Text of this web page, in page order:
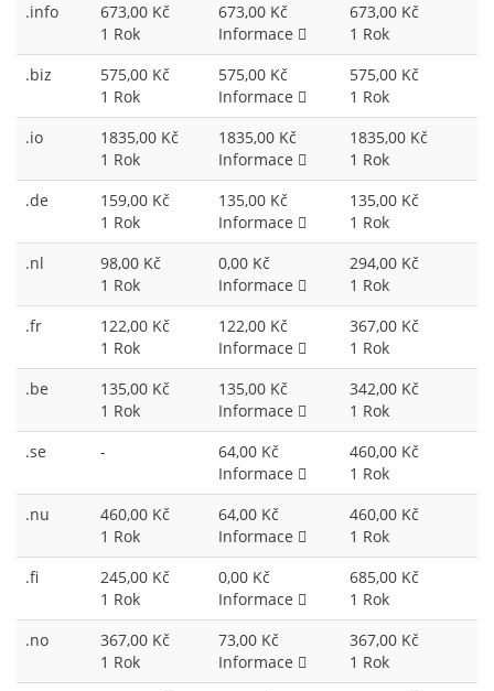
.info
673,00 Kč
1 Rok
673,00 Kč
Informace
673,00 Kč
1 Rok
.biz
575,00 Kč
1 Rok
575,00 Kč
Informace
575,00 Kč
1 Rok
.io
1835,00 Kč
1 Rok
1835,00 Kč
Informace
1835,00 Kč
1 Rok
.de
159,00 Kč
1 Rok
135,00 Kč
Informace
135,00 Kč
1 Rok
.nl
98,00 Kč
1 Rok
0,00 Kč
Informace
294,00 Kč
1 Rok
.fr
122,00 Kč
1 Rok
122,00 Kč
Informace
367,00 Kč
1 Rok
.be
135,00 Kč
1 Rok
135,00 Kč
Informace
342,00 Kč
1 Rok
.se
-
64,00 Kč
Informace
460,00 Kč
1 Rok
.nu
460,00 Kč
1 Rok
64,00 Kč
Informace
460,00 Kč
1 Rok
.fi
245,00 Kč
1 Rok
0,00 Kč
Informace
685,00 Kč
1 Rok
.no
367,00 Kč
1 Rok
73,00 Kč
Informace
367,00 Kč
1 Rok